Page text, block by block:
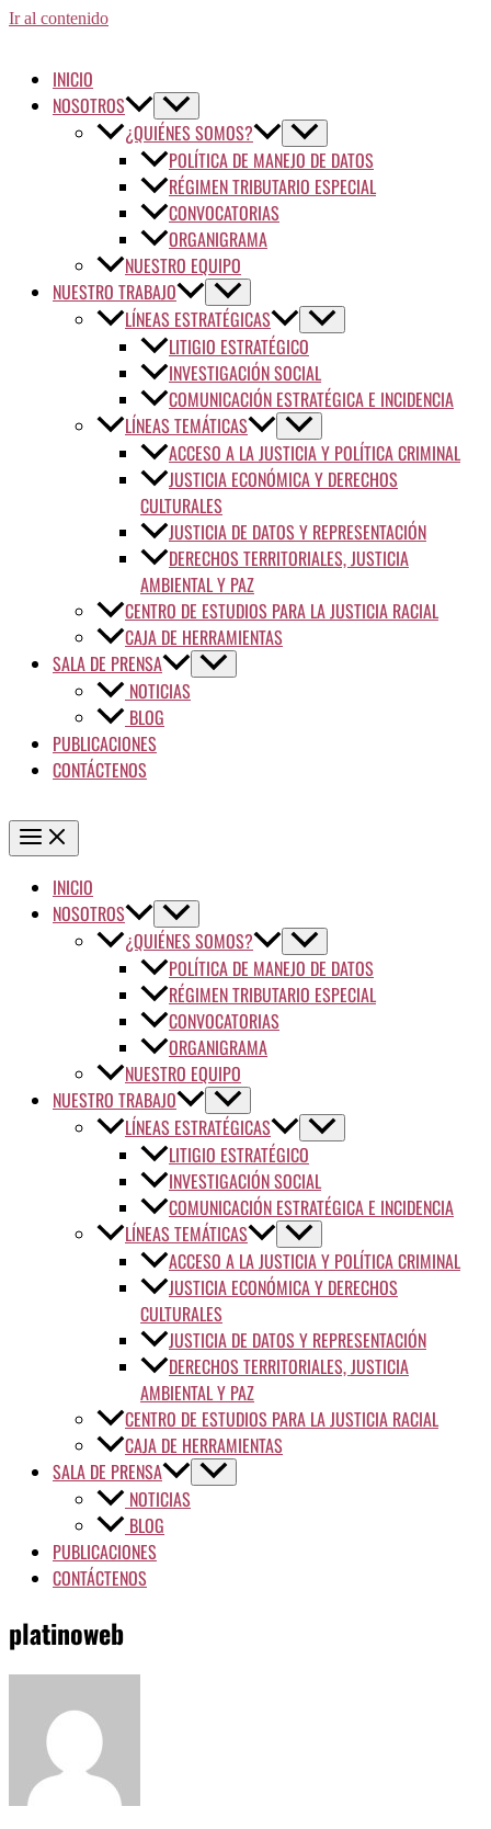
Ir al contenido
INICIO
NOSOTROS
¿QUIÉNES SOMOS?
POLÍTICA DE MANEJO DE DATOS
RÉGIMEN TRIBUTARIO ESPECIAL
CONVOCATORIAS
ORGANIGRAMA
NUESTRO EQUIPO
NUESTRO TRABAJO
LÍNEAS ESTRATÉGICAS
LITIGIO ESTRATÉGICO
INVESTIGACIÓN SOCIAL
COMUNICACIÓN ESTRATÉGICA E INCIDENCIA
LÍNEAS TEMÁTICAS
ACCESO A LA JUSTICIA Y POLÍTICA CRIMINAL
JUSTICIA ECONÓMICA Y DERECHOS
CULTURALES
JUSTICIA DE DATOS Y REPRESENTACIÓN
DERECHOS TERRITORIALES, JUSTICIA
AMBIENTAL Y PAZ
CENTRO DE ESTUDIOS PARA LA JUSTICIA RACIAL
CAJA DE HERRAMIENTAS
SALA DE PRENSA
NOTICIAS
BLOG
PUBLICACIONES
CONTÁCTENOS
INICIO
NOSOTROS
¿QUIÉNES SOMOS?
POLÍTICA DE MANEJO DE DATOS
RÉGIMEN TRIBUTARIO ESPECIAL
CONVOCATORIAS
ORGANIGRAMA
NUESTRO EQUIPO
NUESTRO TRABAJO
LÍNEAS ESTRATÉGICAS
LITIGIO ESTRATÉGICO
INVESTIGACIÓN SOCIAL
COMUNICACIÓN ESTRATÉGICA E INCIDENCIA
LÍNEAS TEMÁTICAS
ACCESO A LA JUSTICIA Y POLÍTICA CRIMINAL
JUSTICIA ECONÓMICA Y DERECHOS
CULTURALES
JUSTICIA DE DATOS Y REPRESENTACIÓN
DERECHOS TERRITORIALES, JUSTICIA
AMBIENTAL Y PAZ
CENTRO DE ESTUDIOS PARA LA JUSTICIA RACIAL
CAJA DE HERRAMIENTAS
SALA DE PRENSA
NOTICIAS
BLOG
PUBLICACIONES
CONTÁCTENOS
platinoweb